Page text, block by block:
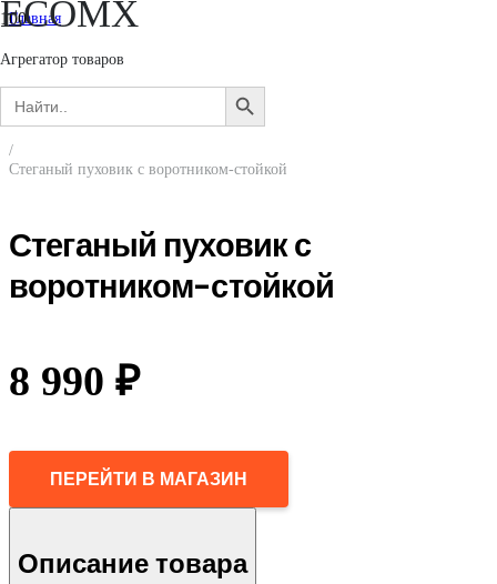
ECOMX
Агрегатор товаров
Search
for:
SEARCH
BUTTON
Главная
Мужчинам
Верхняя одежда
Пуховики и пуховые пальто
/
Стеганый пуховик с воротником-стойкой
Стеганый пуховик с
воротником-стойкой
8 990 ₽
ПЕРЕЙТИ В МАГАЗИН
Описание товара